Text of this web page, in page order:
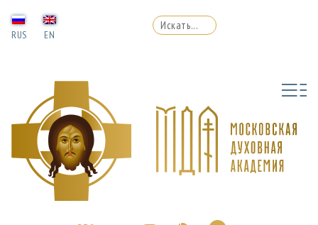
RUS EN